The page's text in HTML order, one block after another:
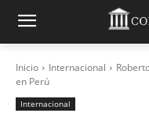
Inicio Internacional
en Perú
Internacional